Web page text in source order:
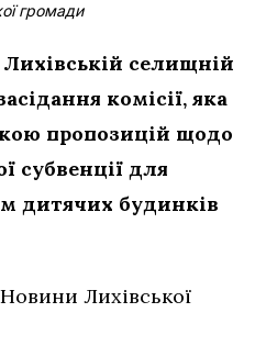
громади
селищній
комісії, яка
пропозицій щодо
субвенції для
дитячих будинків
Новини Лихівської